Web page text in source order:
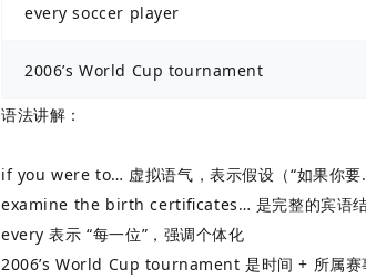
every soccer player
2006’s World Cup tournament
语法讲解 ：
if you were to… 虚拟语气，表示假设（“如果你
examine the birth certificates… 是完整的宾语
every 表示 “每一位”，强调个体化
2006’s World Cup tournament 是时间 + 所属赛